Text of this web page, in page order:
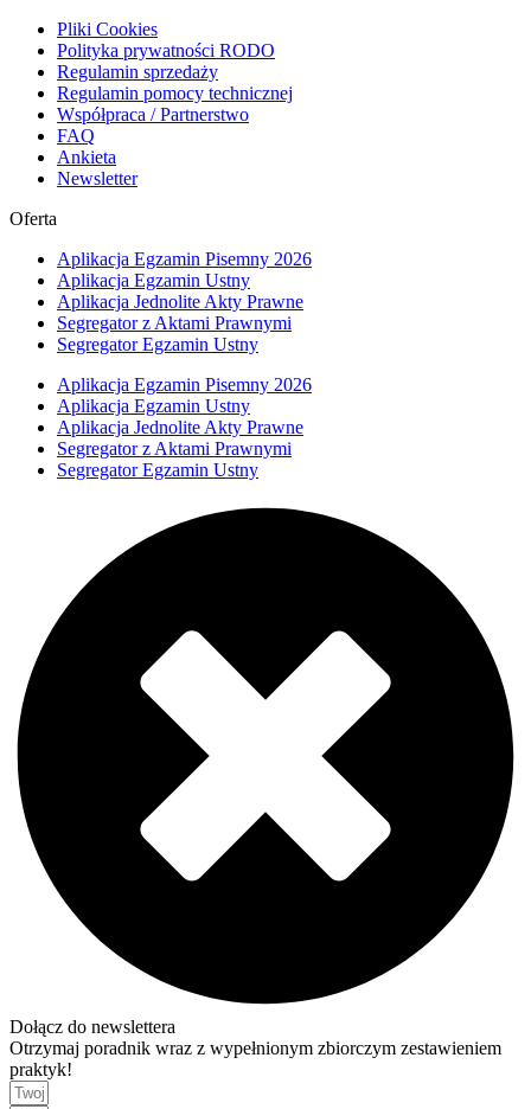
Pliki Cookies
Polityka prywatności RODO
Regulamin sprzedaży
Regulamin pomocy technicznej
Współpraca / Partnerstwo
FAQ
Ankieta
Newsletter
Oferta
Aplikacja Egzamin Pisemny 2026
Aplikacja Egzamin Ustny
Aplikacja Jednolite Akty Prawne
Segregator z Aktami Prawnymi
Segregator Egzamin Ustny
Aplikacja Egzamin Pisemny 2026
Aplikacja Egzamin Ustny
Aplikacja Jednolite Akty Prawne
Segregator z Aktami Prawnymi
Segregator Egzamin Ustny
Dołącz do newslettera
Otrzymaj poradnik wraz z wypełnionym zbiorczym zestawieniem
praktyk!